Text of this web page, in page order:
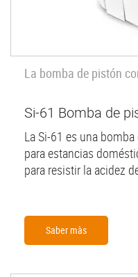
La bomba de pistón
Si-61 Bomba de
La Si-61 es una
para estancias
para resistir la acidez
Saber màs